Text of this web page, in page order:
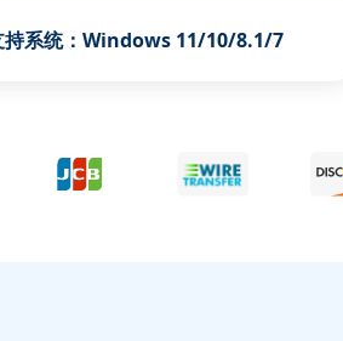
持系统：Windows 11/10/8.1/7